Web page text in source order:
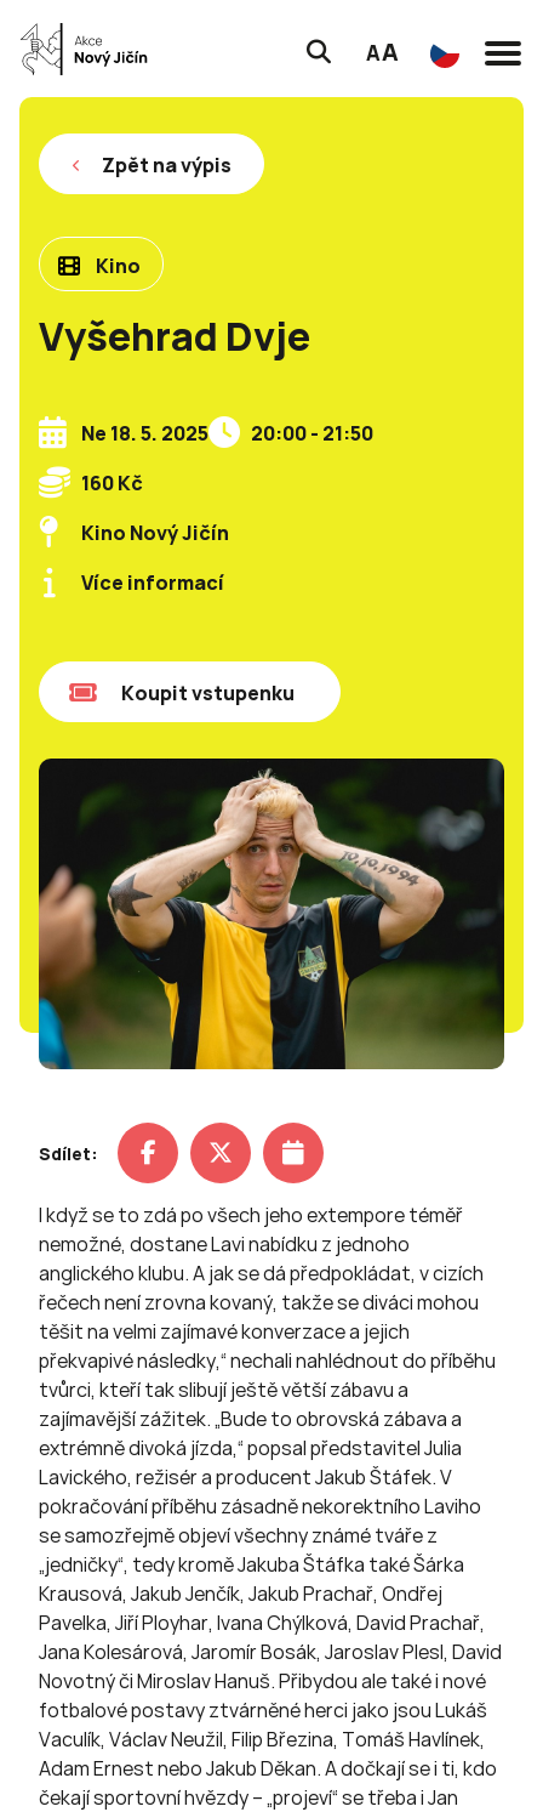
AA
Zpět na výpis
Kino
Vyšehrad Dvje
Ne 18. 5. 2025
20:00 - 21:50
160 Kč
Kino Nový Jičín
Více informací
Koupit vstupenku
Sdílet:
I když se to zdá po všech jeho extempore téměř
nemožné, dostane Lavi nabídku z jednoho
anglického klubu. A jak se dá předpokládat, v cizích
řečech není zrovna kovaný, takže se diváci mohou
těšit na velmi zajímavé konverzace a jejich
překvapivé následky,“ nechali nahlédnout do příběhu
tvůrci, kteří tak slibují ještě větší zábavu a
zajímavější zážitek. „Bude to obrovská zábava a
extrémně divoká jízda,“ popsal představitel Julia
Lavického, režisér a producent Jakub Štáfek. V
pokračování příběhu zásadně nekorektního Laviho
se samozřejmě objeví všechny známé tváře z
„jedničky“, tedy kromě Jakuba Štáfka také Šárka
Krausová, Jakub Jenčík, Jakub Prachař, Ondřej
Pavelka, Jiří Ployhar, Ivana Chýlková, David Prachař,
Jana Kolesárová, Jaromír Bosák, Jaroslav Plesl, David
Novotný či Miroslav Hanuš. Přibydou ale také i nové
fotbalové postavy ztvárněné herci jako jsou Lukáš
Vaculík, Václav Neužil, Filip Březina, Tomáš Havlínek,
Adam Ernest nebo Jakub Děkan. A dočkají se i ti, kdo
čekají sportovní hvězdy – „projeví“ se třeba i Jan